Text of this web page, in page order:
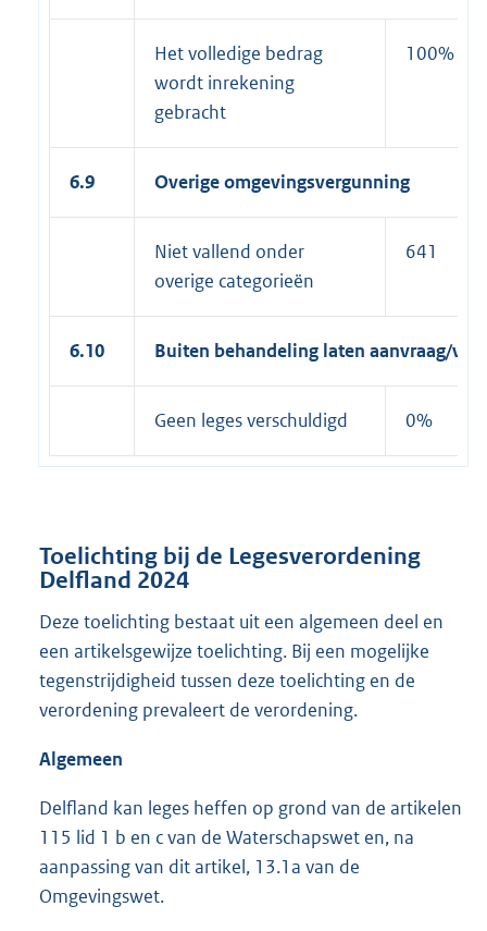
Het volledige bedrag
wordt inrekening
gebracht
100%
6.9 Overige omgevingsvergunning
Niet vallend onder
overige categorieën
641
6.10 Buiten behandeling laten aanvraag/
Geen leges verschuldigd 0%
Toelichting bij de Legesverordening
Delfland 2024
Deze toelichting bestaat uit een algemeen deel en
een artikelsgewijze toelichting. Bij een mogelijke
tegenstrijdigheid tussen deze toelichting en de
verordening prevaleert de verordening.
Algemeen
Delfland kan leges heffen op grond van de artikelen
115 lid 1 b en c van de Waterschapswet en, na
aanpassing van dit artikel, 13.1a van de
Omgevingswet.